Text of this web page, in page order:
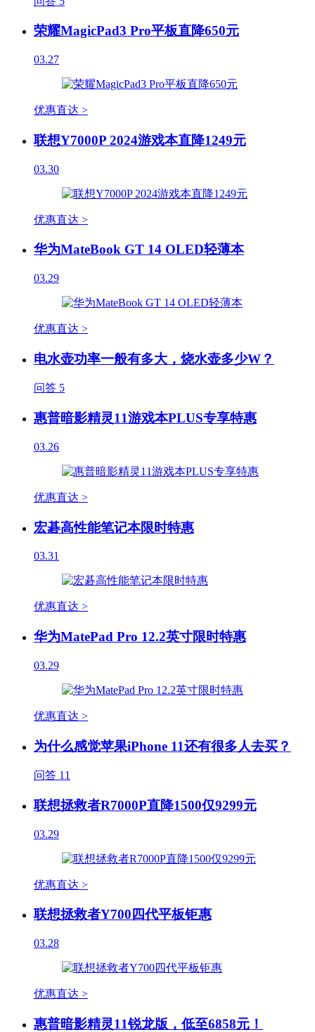
荣耀MagicPad3 Pro平板直降650元
03.27
优惠直达 >
联想Y7000P 2024游戏本直降1249元
03.30
优惠直达 >
华为MateBook GT 14 OLED轻薄本
03.29
优惠直达 >
电水壶功率一般有多大，烧水壶多少W？
问答 5
惠普暗影精灵11游戏本PLUS专享特惠
03.26
优惠直达 >
宏碁高性能笔记本限时特惠
03.31
优惠直达 >
华为MatePad Pro 12.2英寸限时特惠
03.29
优惠直达 >
为什么感觉苹果iPhone 11还有很多人去买？
问答 11
联想拯救者R7000P直降1500仅9299元
03.29
优惠直达 >
联想拯救者Y700四代平板钜惠
03.28
优惠直达 >
惠普暗影精灵11锐龙版，低至6858元！